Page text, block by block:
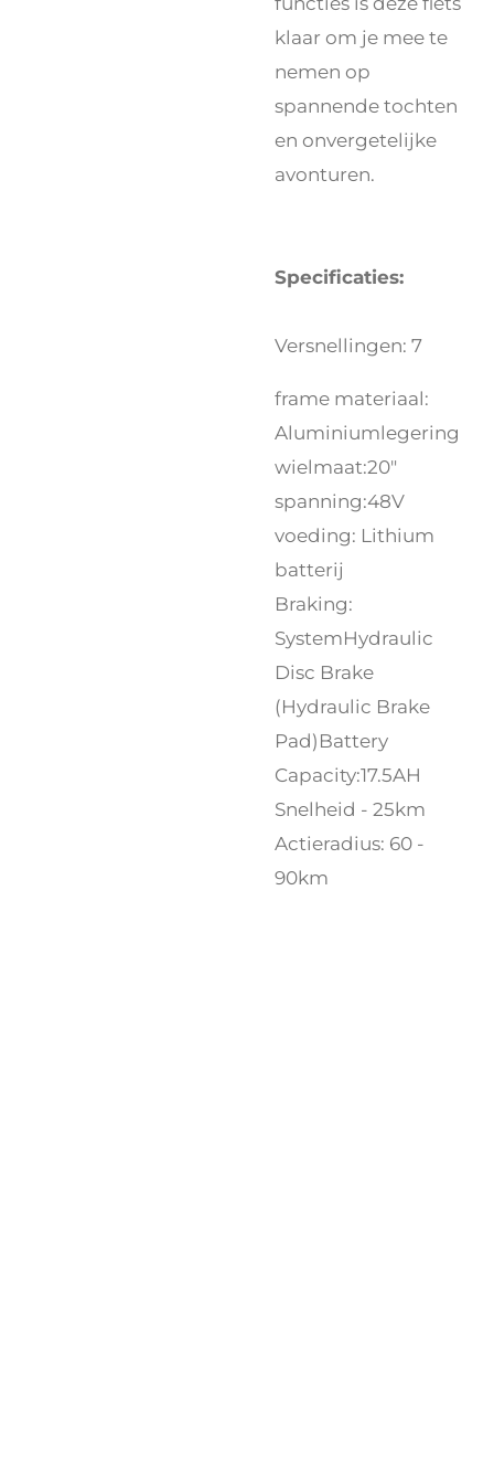
klaar om je mee te
nemen op
spannende tochten
en onvergetelijke
avonturen.
Specificaties:
Versnellingen: 7
frame materiaal:
Aluminiumlegering
wielmaat:20"
spanning:48V
voeding: Lithium
batterij
Braking:
SystemHydraulic
Disc Brake
(Hydraulic Brake
Pad)Battery
Capacity:17.5AH
Snelheid - 25km
Actieradius: 60 -
90km